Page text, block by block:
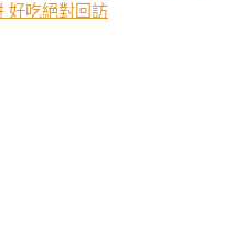
好吃絕對回訪